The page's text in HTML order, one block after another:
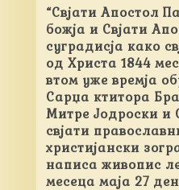
“Свјати Апостол
божја и Свјати
суградисја како
од Христа 1844
втом уже времја
Сарџа ктитора
Митре Јодроски и
свјати
христијански
написа живопис
месеца маја 27 ден